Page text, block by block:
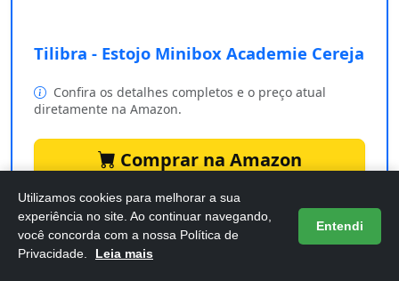
Tilibra - Estojo Minibox Academie Cereja
Confira os detalhes completos e o preço atual
diretamente na Amazon.
Comprar na Amazon
Se você está em busca de um estojo prático e estiloso,
oTilibra - Estojo Minibox Academie Cereja
Utilizamos cookies para melhorar a sua
experiência no site. Ao continuar navegando,
você concorda com a nossa Política de
Privacidade.
Leia mais
Entendi